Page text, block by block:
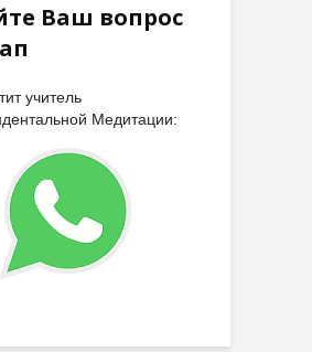
Ваш вопрос
учитель
Медитации: